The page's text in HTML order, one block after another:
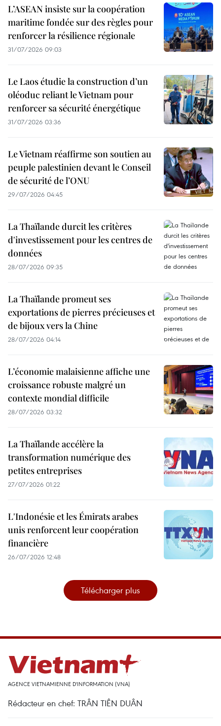
L’ASEAN insiste sur la coopération
maritime fondée sur des règles pour
renforcer la résilience régionale
31/07/2026 09:03
Le Laos étudie la construction d’un
oléoduc reliant le Vietnam pour
renforcer sa sécurité énergétique
31/07/2026 03:36
Le Vietnam réaffirme son soutien au
peuple palestinien devant le Conseil
de sécurité de l’ONU
29/07/2026 04:45
La Thaïlande durcit les critères
d'investissement pour les centres de
données
28/07/2026 09:35
La Thaïlande promeut ses
exportations de pierres précieuses et
de bijoux vers la Chine
28/07/2026 04:14
L’économie malaisienne affiche une
croissance robuste malgré un
contexte mondial difficile
28/07/2026 03:32
La Thaïlande accélère la
transformation numérique des
petites entreprises
27/07/2026 01:22
L'Indonésie et les Émirats arabes
unis renforcent leur coopération
financière
26/07/2026 12:48
Télécharger plus
AGENCE VIETNAMIENNE D'INFORMATION (VNA)
Rédacteur en chef: TRÂN TIÊN DUÂN